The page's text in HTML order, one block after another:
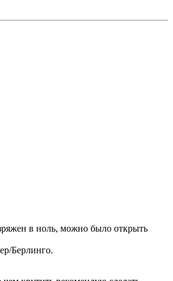
в ноль, можно было открыть
Берлинго.